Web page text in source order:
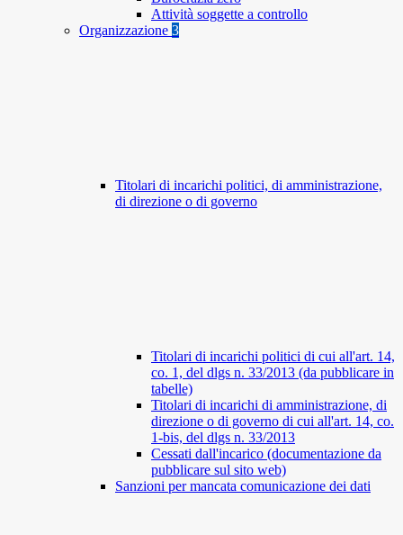
Attività soggette a controllo
Organizzazione 3
Titolari di incarichi politici, di amministrazione,
di direzione o di governo
Titolari di incarichi politici di cui all'art. 14,
co. 1, del dlgs n. 33/2013 (da pubblicare in
tabelle)
Titolari di incarichi di amministrazione, di
direzione o di governo di cui all'art. 14, co.
1-bis, del dlgs n. 33/2013
Cessati dall'incarico (documentazione da
pubblicare sul sito web)
Sanzioni per mancata comunicazione dei dati